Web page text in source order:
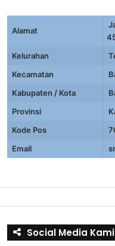
Alamat
Kelurahan
Kecamatan
Kabupaten / Kota
Provinsi
Kode Pos
Email
Social Media Kami